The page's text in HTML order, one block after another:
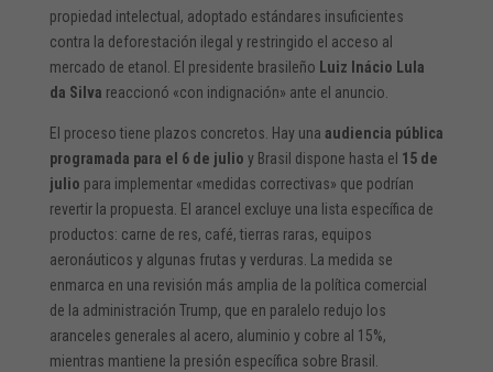
propiedad intelectual, adoptado estándares insuficientes
contra la deforestación ilegal y restringido el acceso al
mercado de etanol. El presidente brasileño Luiz Inácio Lula
da Silva reaccionó «con indignación» ante el anuncio.
El proceso tiene plazos concretos. Hay una audiencia pública
programada para el 6 de julio y Brasil dispone hasta el 15 de
julio para implementar «medidas correctivas» que podrían
revertir la propuesta. El arancel excluye una lista específica de
productos: carne de res, café, tierras raras, equipos
aeronáuticos y algunas frutas y verduras. La medida se
enmarca en una revisión más amplia de la política comercial
de la administración Trump, que en paralelo redujo los
aranceles generales al acero, aluminio y cobre al 15%,
mientras mantiene la presión específica sobre Brasil.